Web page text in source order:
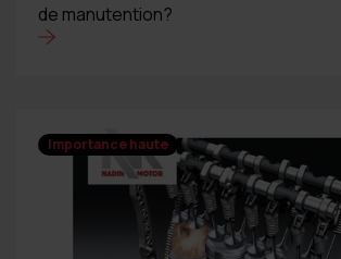
de manutention?
Importance haute